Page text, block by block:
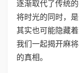
逐渐取代了传统
将时光的同时，
其实也可能隐藏
我们一起揭开麻
的真相。